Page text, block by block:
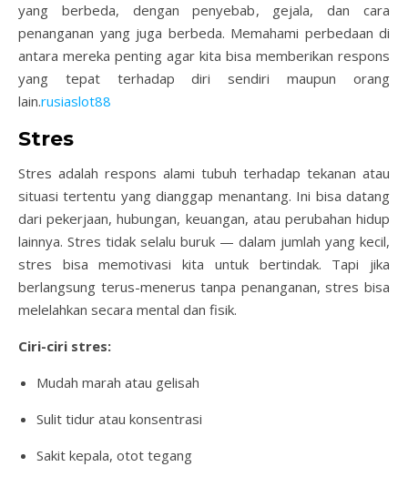
yang berbeda, dengan penyebab, gejala, dan cara
penanganan yang juga berbeda. Memahami perbedaan di
antara mereka penting agar kita bisa memberikan respons
yang tepat terhadap diri sendiri maupun orang
lain.rusiaslot88
Stres
Stres adalah respons alami tubuh terhadap tekanan atau
situasi tertentu yang dianggap menantang. Ini bisa datang
dari pekerjaan, hubungan, keuangan, atau perubahan hidup
lainnya. Stres tidak selalu buruk — dalam jumlah yang kecil,
stres bisa memotivasi kita untuk bertindak. Tapi jika
berlangsung terus-menerus tanpa penanganan, stres bisa
melelahkan secara mental dan fisik.
Ciri-ciri stres:
Mudah marah atau gelisah
Sulit tidur atau konsentrasi
Sakit kepala, otot tegang